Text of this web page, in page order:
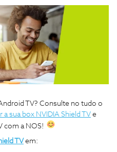
TV? Consulte no tudo o
a sua box NVIDIA Shield TV e
com a NOS!
TVem: